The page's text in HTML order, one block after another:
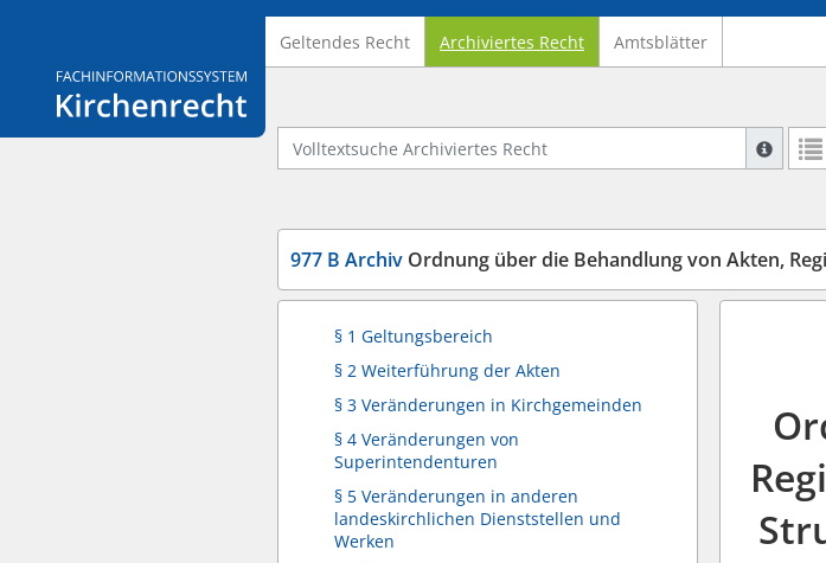
Logo Fachinformationssystem Kirchenrecht
Geltendes Recht Archiviertes Recht Amtsblätter
Volltextsuche Archiviertes Recht
Suche
977 B Archiv Ordnung über die Behandlung von Akten, Registraturen
§ 1 Geltungsbereich
§ 2 Weiterführung der Akten
§ 3 Veränderungen in Kirchgemeinden
§ 4 Veränderungen von
Superintendenturen
§ 5 Veränderungen in anderen
landeskirchlichen Dienststellen und
Werken